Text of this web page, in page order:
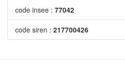
code insee : 77042
code siren : 217700426